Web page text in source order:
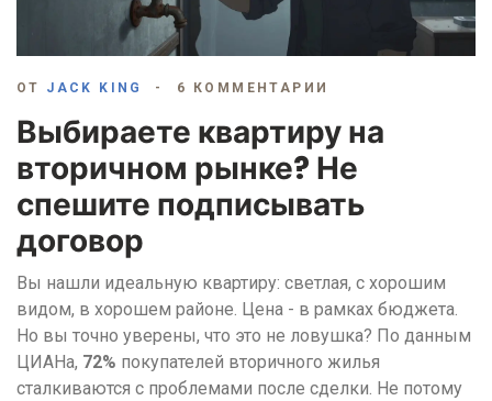
ОТ JACK KING 6 КОММЕНТАРИИ
Выбираете квартиру на
вторичном рынке? Не
спешите подписывать
договор
Вы нашли идеальную квартиру: светлая, с хорошим
видом, в хорошем районе. Цена - в рамках бюджета.
Но вы точно уверены, что это не ловушка? По данным
ЦИАНа, 72% покупателей вторичного жилья
сталкиваются с проблемами после сделки. Не потому